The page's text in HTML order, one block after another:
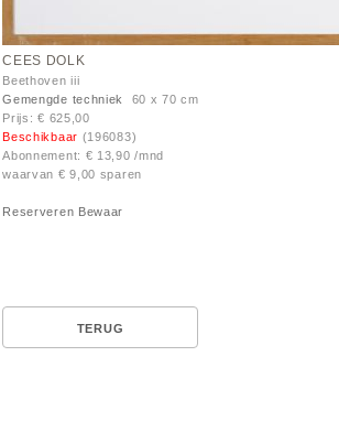
CEES DOLK
Beethoven iii
Gemengde techniek
60 x 70 cm
Prijs: € 625,00
Beschikbaar (196083)
Abonnement: € 13,90 /mnd
waarvan € 9,00 sparen
Reserveren Bewaar
TERUG